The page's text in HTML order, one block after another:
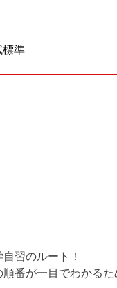
準
習のルート！
番が一目でわかるた